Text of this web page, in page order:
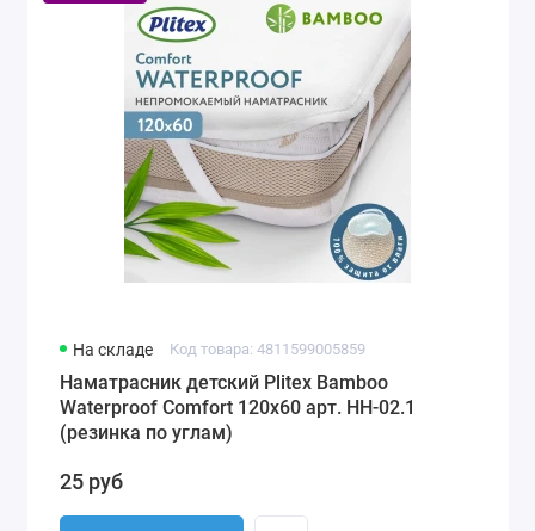
На складе Код товара: 4811599005859
Наматрасник детский Plitex Bamboo
Waterproof Comfort 120х60 арт. НН-02.1
(резинка по углам)
25 руб